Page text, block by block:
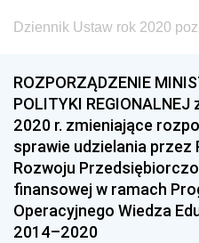
Dziennik Ustaw rok 2020
ROZPORZĄDZENIE
POLITYKI
2020 r. zmieniające
sprawie udzielania przez
Rozwoju
finansowej w ramach
Operacyjnego Wiedza
2014–2020